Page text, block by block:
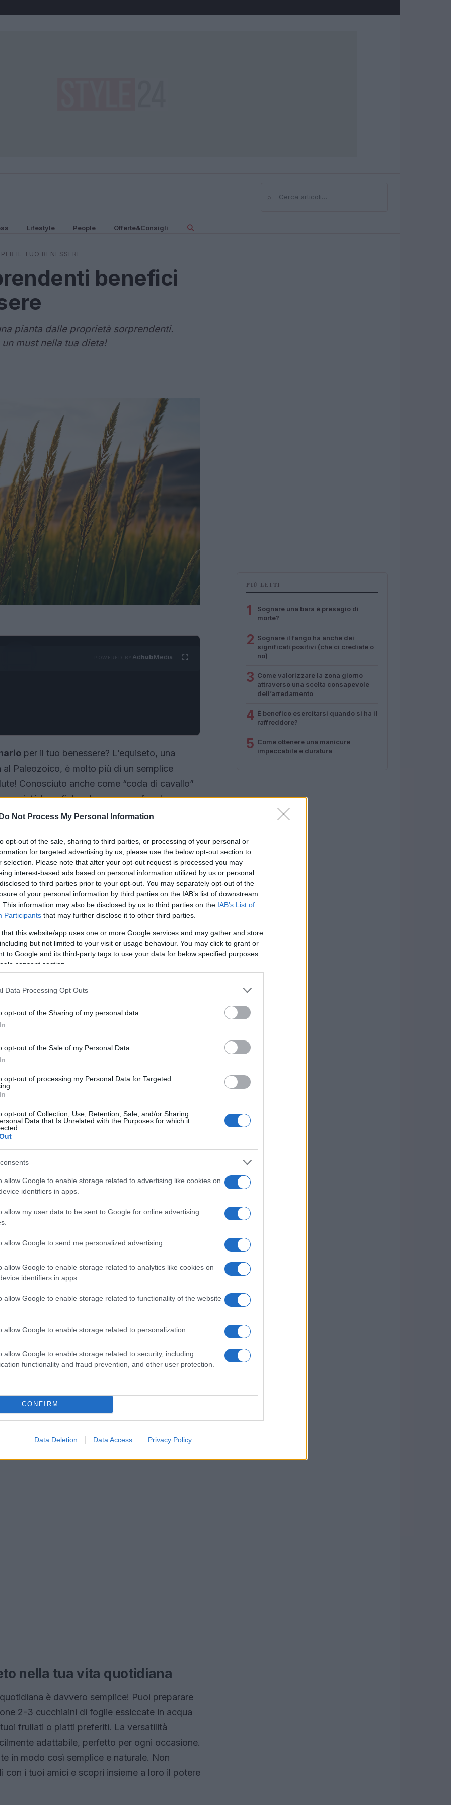
Do Not Process My Personal Information
opt-out of the sale, sharing to third parties, or processing of your personal or
for targeted advertising by us, please use the below opt-out section to
selection. Please note that after your opt-out request is processed you may
interest-based ads based on personal information utilized by us or personal
to third parties prior to your opt-out. You may separately opt-out of the
of your personal information by third parties on the IAB’s list of downstream
This information may also be disclosed by us to third parties on the IAB’s List of
Participants that may further disclose it to other third parties.
that this website/app uses one or more Google services and may gather and store
but not limited to your visit or usage behaviour. You may click to grant or
to Google and its third-party tags to use your data for below specified purposes
consent section.
Data Processing Opt Outs
opt-out of the Sharing of my personal data.
opt-out of the Sale of my Personal Data.
opt-out of processing my Personal Data for Targeted
opt-out of Collection, Use, Retention, Sale, and/or Sharing
Data that Is Unrelated with the Purposes for which it
allow Google to enable storage related to advertising like cookies on
identifiers in apps.
allow my user data to be sent to Google for online advertising
allow Google to send me personalized advertising.
allow Google to enable storage related to analytics like cookies on
identifiers in apps.
allow Google to enable storage related to functionality of the website
allow Google to enable storage related to personalization.
allow Google to enable storage related to security, including
functionality and fraud prevention, and other user protection.
CONFIRM
Data Deletion Data Access Privacy Policy
⌕Cerca
Lifestyle People Offerte&Consigli
IL TUO BENESSERE
benefici
pianta dalle proprietà sorprendenti.
must nella tua dieta!
AdhubMedia
per il tuo benessere? L’equiseto, una
Paleozoico, è molto più di un semplice
Conosciuto anche come “coda di cavallo”
benefiche che possono fare la
mai a quanti vantaggi può offrirti!
diuretico risalgono a tempi antichissimi.
sua capacità di
di flavonoidi e silicio, l’equiseto aiuta a
delle tossine. Non solo migliora la
collagene, migliorando così l’elasticità della
E chi lo sa, magari questo potrebbe
radiosa! Ma non finisce qui: la numero 4 ti
è la sua azione detossinante. Questa pianta
di scorie e tossine. Se stai seguendo un
ingrediente chiave per raggiungere i tuoi
forma di decotto o integratore ti permette
rendendolo un alleato prezioso in ogni
al meglio? Continua a leggere!
precauzioni
hai a disposizione diverse modalità di
in acqua, compresse da prendere
yogurt e succhi. Tuttavia, fai attenzione:
dovrebbe essere combinato con altri
diidratarti adeguatamente
Non dimenticare che, sebbene non
sempre meglio prestare attenzione alle
E adesso, ecco il colpo di scena!
nella tua vita quotidiana
è davvero semplice! Puoi preparare
2-3 cucchiaini di foglie essiccate in acqua
frullati o piatti preferiti. La versatilità
adattabile, perfetto per ogni occasione.
in modo così semplice e naturale. Non
i tuoi amici e scopri insieme a loro il potere
PIÙ LETTI
1
Sognare una bara è presagio di
morte?
2 Sognare il fango ha anche dei
significati positivi (che ci crediate o
no)
3 Come valorizzare la zona giorno
attraverso una scelta consapevole
dell’arredamento
4 È benefico esercitarsi quando si ha il
raffreddore?
5 Come ottenere una manicure
impeccabile e duratura